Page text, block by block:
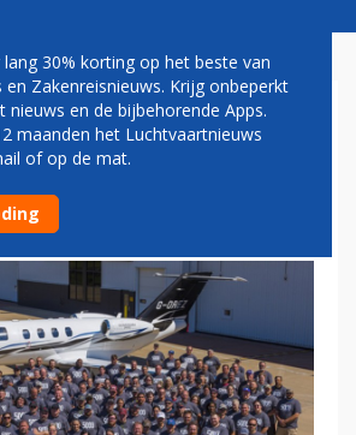
ZAKENJET
30% korting op het beste van
en Zakenreisnieuws. Krijg onbeperkt
en de bijbehorende Apps.
maanden het Luchtvaartnieuws
of op de mat.